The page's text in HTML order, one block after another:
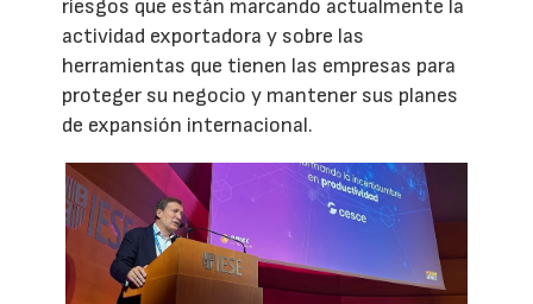
riesgos que están marcando actualmente la
actividad exportadora y sobre las
herramientas que tienen las empresas para
proteger su negocio y mantener sus planes
de expansión internacional.